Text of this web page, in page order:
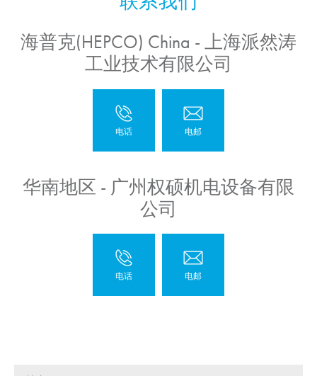
海普克(HEPCO) China - 上海派然涛
工业技术有限公司
华南地区 - 广州权硕机电设备有限
公司